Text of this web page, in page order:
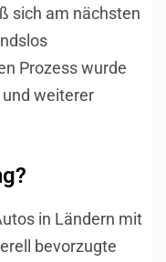
sich am nächsten
Prozess wurde
weiterer
in Ländern mit
bevorzugte